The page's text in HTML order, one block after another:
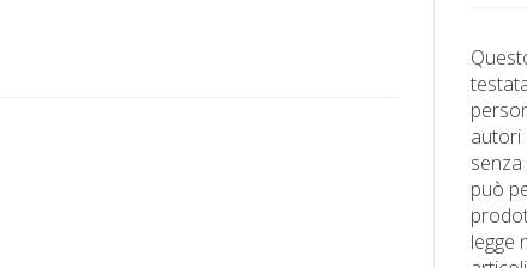
autori
può
legge